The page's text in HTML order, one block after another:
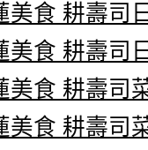
美食 耕壽司
美食 耕壽司
美食 耕壽司
美食 耕壽司